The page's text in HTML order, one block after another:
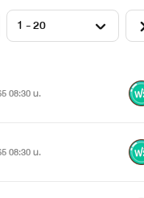
08:30 น.
08:30 น.